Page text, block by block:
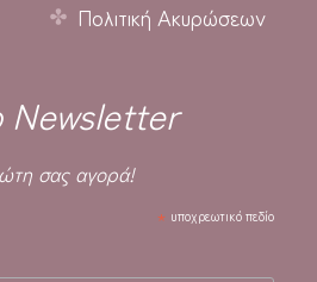
Πολιτική Ακυρώσεων
Newsletter
σας αγορά!
* υποχρεωτικό πεδίο